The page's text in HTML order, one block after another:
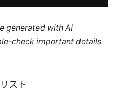
generated with AI
check important details
スト